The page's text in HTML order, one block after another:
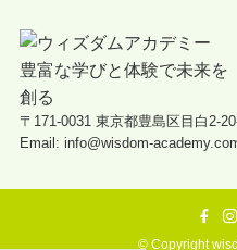
〒171-0031 東京都豊島区目白2-
Email: info@wisdom-
©Copyright